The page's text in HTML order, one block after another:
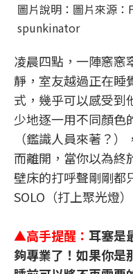
圖片說明：圖片來源
spunkinator
凌晨四點，一陣窸窸
靜，室友越過正在睡
式，幾乎可以感受到
少地逐一用不同顏色
（鑑識人員來著？
而離開，當你以為終
壁床的打呼聲剛剛都
SOLO（打上聚光燈）
▲高手提醒： 耳塞是
夠專業了！如果你是